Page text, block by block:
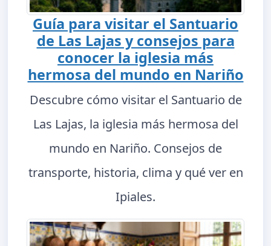
Guía para visitar el Santuario
de Las Lajas y consejos para
conocer la iglesia más
hermosa del mundo en Nariño
Descubre cómo visitar el Santuario de
Las Lajas, la iglesia más hermosa del
mundo en Nariño. Consejos de
transporte, historia, clima y qué ver en
Ipiales.